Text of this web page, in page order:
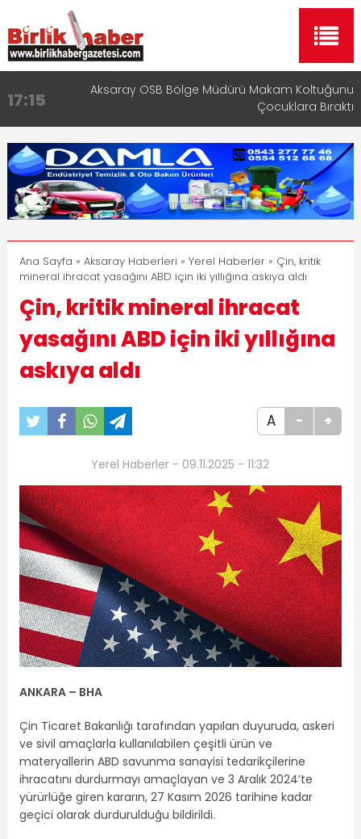
17:15
Aksaray OSB Bölge Müdürü Makam Koltuğunu
Çocuklara Bıraktı
16:00
Aksaray Esnaf Rehberi ile Google ve Yapay Zeka
Aramalarında Öne Çıkın
8:23 Aksaray Esnaf Rehberi Hizmete Girdi
11:30
Birlikhaber.com Yayın Hayatına Başladı | Hızlı ve
Akıllı Haber Platformu
13:33 Taşımacılıkta Dijital Devrim: Rota Sepetim
Ana Sayfa » Aksaray Haberleri » Yerel Haberler» Çin, kritik
mineral ihracat yasağını ABD için iki yıllığına askıya aldı
Çin, kritik mineral ihracat
yasağını ABD için iki yıllığına
askıya aldı
A - +
Yerel Haberler - 09.11.2025 - 11:32
ANKARA – BHA
Çin Ticaret Bakanlığı tarafından yapılan duyuruda, askeri
ve sivil amaçlarla kullanılabilen çeşitli ürün ve
materyallerin ABD savunma sanayisi tedarikçilerine
ihracatını durdurmayı amaçlayan ve 3 Aralık 2024’te
yürürlüğe giren kararın, 27 Kasım 2026 tarihine kadar
geçici olarak durdurulduğu bildirildi.